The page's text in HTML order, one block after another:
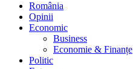
România
Opinii
Economic
Business
Economie & Finanțe
Politic